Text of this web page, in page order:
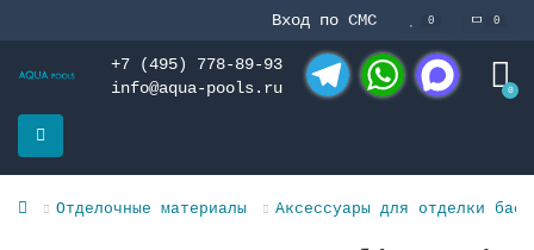
Вход по СМС 0 0
+7 (495) 778-89-93
info@aqua-pools.ru
0
Отделочные материалы Аксессуары для отделки